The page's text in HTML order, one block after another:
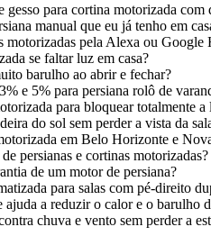
para cortina motorizada com
manual que eu já tenho em
pela Alexa ou Google
se faltar luz em casa?
barulho ao abrir e fechar?
e 5% para persiana rolô de
para bloquear totalmente a
do sol sem perder a vista da
em Belo Horizonte e
persianas e cortinas motorizadas?
de um motor de persiana?
para salas com pé-direito
a reduzir o calor e o barulho
chuva e vento sem perder a